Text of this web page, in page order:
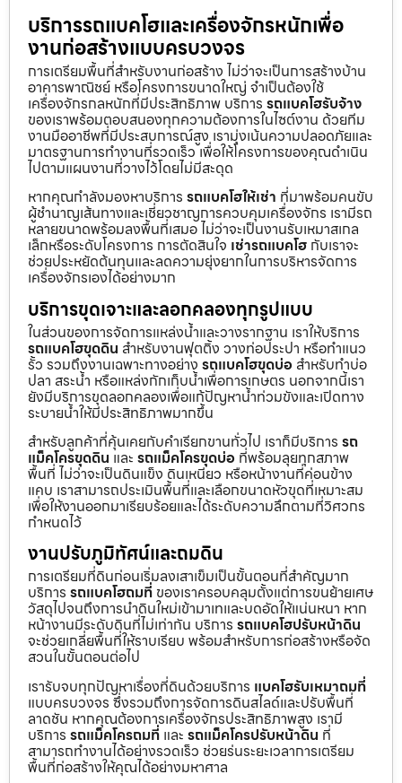
บริการรถแบคโฮและเครื่องจักรหนักเพื่อ
งานก่อสร้างแบบครบวงจร
การเตรียมพื้นที่สำหรับงานก่อสร้าง ไม่ว่าจะเป็นการสร้างบ้าน
อาคารพาณิชย์ หรือโครงการขนาดใหญ่ จำเป็นต้องใช้
เครื่องจักรกลหนักที่มีประสิทธิภาพ บริการ รถแบคโฮรับจ้าง
ของเราพร้อมตอบสนองทุกความต้องการในไซต์งาน ด้วยทีม
งานมืออาชีพที่มีประสบการณ์สูง เรามุ่งเน้นความปลอดภัยและ
มาตรฐานการทำงานที่รวดเร็ว เพื่อให้โครงการของคุณดำเนิน
ไปตามแผนงานที่วางไว้โดยไม่มีสะดุด
หากคุณกำลังมองหาบริการ รถแบคโฮให้เช่า ที่มาพร้อมคนขับ
ผู้ชำนาญเส้นทางและเชี่ยวชาญการควบคุมเครื่องจักร เรามีรถ
หลายขนาดพร้อมลงพื้นที่เสมอ ไม่ว่าจะเป็นงานรับเหมาสเกล
เล็กหรือระดับโครงการ การตัดสินใจ เช่ารถแบคโฮ กับเราจะ
ช่วยประหยัดต้นทุนและลดความยุ่งยากในการบริหารจัดการ
เครื่องจักรเองได้อย่างมาก
บริการขุดเจาะและลอกคลองทุกรูปแบบ
ในส่วนของการจัดการแหล่งน้ำและวางรากฐาน เราให้บริการ
รถแบคโฮขุดดิน สำหรับงานฟุตติ้ง วางท่อประปา หรือทำแนว
รั้ว รวมถึงงานเฉพาะทางอย่าง รถแบคโฮขุดบ่อ สำหรับทำบ่อ
ปลา สระน้ำ หรือแหล่งกักเก็บน้ำเพื่อการเกษตร นอกจากนี้เรา
ยังมีบริการขุดลอกคลองเพื่อแก้ปัญหาน้ำท่วมขังและเปิดทาง
ระบายน้ำให้มีประสิทธิภาพมากขึ้น
สำหรับลูกค้าที่คุ้นเคยกับคำเรียกขานทั่วไป เราก็มีบริการ รถ
แม็คโครขุดดิน และ รถแม็คโครขุดบ่อ ที่พร้อมลุยทุกสภาพ
พื้นที่ ไม่ว่าจะเป็นดินแข็ง ดินเหนียว หรือหน้างานที่ค่อนข้าง
แคบ เราสามารถประเมินพื้นที่และเลือกขนาดหัวขุดที่เหมาะสม
เพื่อให้งานออกมาเรียบร้อยและได้ระดับความลึกตามที่วิศวกร
กำหนดไว้
งานปรับภูมิทัศน์และถมดิน
การเตรียมที่ดินก่อนเริ่มลงเสาเข็มเป็นขั้นตอนที่สำคัญมาก
บริการ รถแบคโฮถมที่ ของเราครอบคลุมตั้งแต่การขนย้ายเศษ
วัสดุไปจนถึงการนำดินใหม่เข้ามาเทและบดอัดให้แน่นหนา หาก
หน้างานมีระดับดินที่ไม่เท่ากัน บริการ รถแบคโฮปรับหน้าดิน
จะช่วยเกลี่ยพื้นที่ให้ราบเรียบ พร้อมสำหรับการก่อสร้างหรือจัด
สวนในขั้นตอนต่อไป
เรารับจบทุกปัญหาเรื่องที่ดินด้วยบริการ แบคโฮรับเหมาถมที่
แบบครบวงจร ซึ่งรวมถึงการจัดการดินสไลด์และปรับพื้นที่
ลาดชัน หากคุณต้องการเครื่องจักรประสิทธิภาพสูง เรามี
บริการ รถแม็คโครถมที่ และ รถแม็คโครปรับหน้าดิน ที่
สามารถทำงานได้อย่างรวดเร็ว ช่วยร่นระยะเวลาการเตรียม
พื้นที่ก่อสร้างให้คุณได้อย่างมหาศาล